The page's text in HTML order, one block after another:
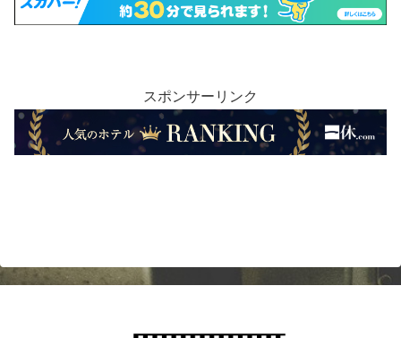
スポンサーリンク